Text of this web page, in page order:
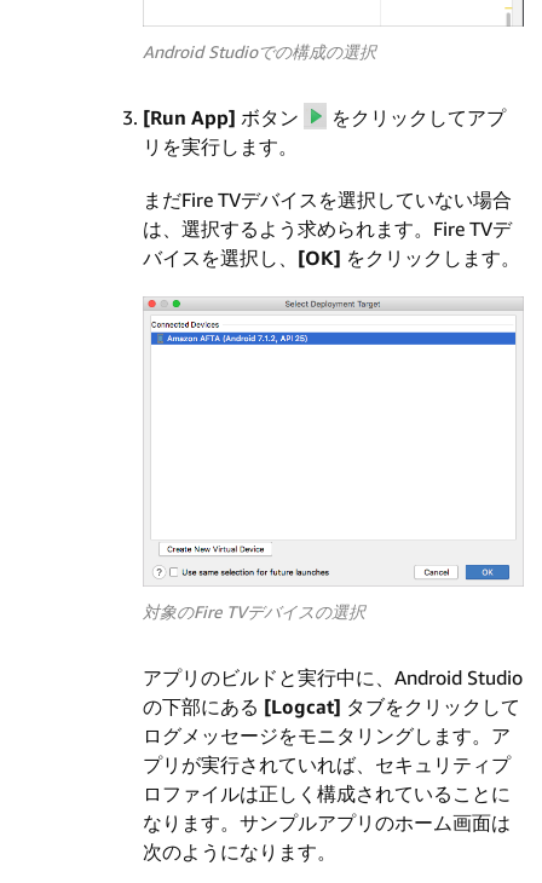
Android Studioでの構成の選択
[Run App] ボタン
をクリックしてアプ
リを実行します。
まだFire TVデバイスを選択していない場合
は、選択するよう求められます。Fire TVデ
バイスを選択し、 [OK] をクリックします。
対象のFire TVデバイスの選択
アプリのビルドと実行中に、Android Studio
の下部にある [Logcat] タブをクリックして
ログメッセージをモニタリングします。ア
プリが実行されていれば、セキュリティプ
ロファイルは正しく構成されていることに
なります。サンプルアプリのホーム画面は
次のようになります。